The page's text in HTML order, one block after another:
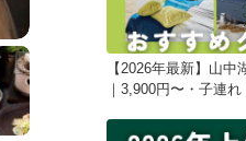
【2026年最新】山
｜3,900円〜・子連